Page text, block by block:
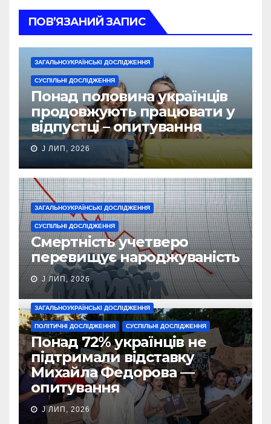
ПОВ’ЯЗАНИЙ ЗАПИС
ЗАГАЛЬНОУКРАЇНСЬКІ ДОСЛІДЖЕННЯ
СУСПІЛЬНІ ДОСЛІДЖЕННЯ
Понад половина українців
продовжують працювати у
відпустці – опитування
J ЛИП, 2026
ЗАГАЛЬНОУКРАЇНСЬКІ ДОСЛІДЖЕННЯ
СУСПІЛЬНІ ДОСЛІДЖЕННЯ
Смертність учетверо
перевищує народжуваність
J ЛИП, 2026
ЗАГАЛЬНОУКРАЇНСЬКІ ДОСЛІДЖЕННЯ
ПОЛІТИЧНІ ДОСЛІДЖЕННЯ СУСПІЛЬНІ ДОСЛІДЖЕННЯ
Понад 72% українців не
підтримали відставку
Михайла Федорова —
опитування
J ЛИП, 2026